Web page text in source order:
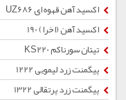
اکسید آهن قهوه ای UZ686
اکسید آهن (اخرا) 190
تیتان سورناکم KS220
پیگمنت زرد لیمویی 1222
پیگمنت زرد پرتقالی 1322